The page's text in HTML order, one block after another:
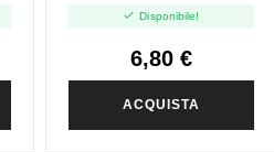
10+20
 Disponibile!
6,80 €
ACQUISTA